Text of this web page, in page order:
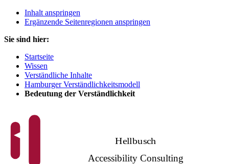
Inhalt anspringen
Ergänzende Seitenregionen anspringen
Sie sind hier:
Startseite
Wissen
Verständliche Inhalte
Hamburger Verständlichkeitsmodell
Bedeutung der Verständlichkeit
Hellbusch
Accessibility Consulting